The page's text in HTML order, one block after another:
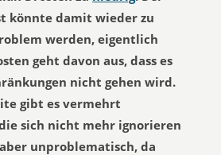
könnte damit wieder zu
werden, eigentlich
geht davon aus, dass es
nicht gehen wird.
gibt es vermehrt
sich nicht mehr ignorieren
unproblematisch, da